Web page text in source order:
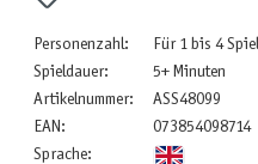
Personenzahl:
Für 1 bis 4
Spieldauer:
5+ Minuten
Artikelnummer:
ASS48099
EAN:
073854098714
Sprache: